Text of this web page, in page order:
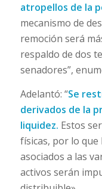
atropellos de la
mecanismo de
remoción será
respaldo de dos
senadores”,
Adelantó: “Se
derivados de la
liquidez. Estos
físicas, por lo
asociados a las
activos serán